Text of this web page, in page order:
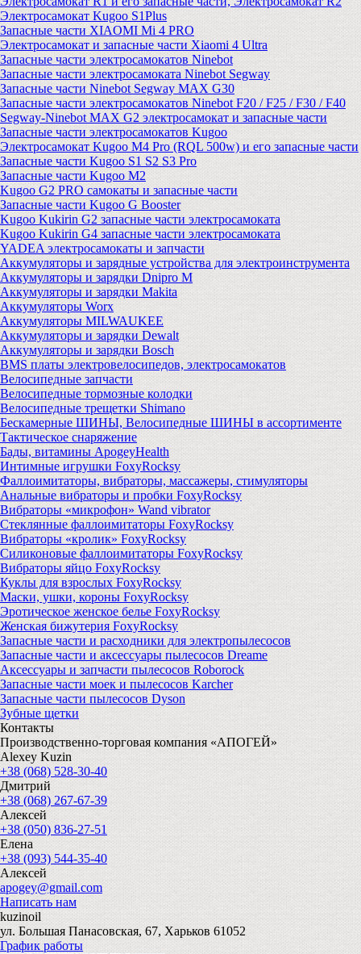
Электросамокат Kugoo S1Plus
Запасные части XIAOMI Mi 4 PRO
Электросамокат и запасные части Xiaomi 4 Ultra
Запасные части электросамокатов Ninebot
Запасные части электросамоката Ninebot Segway
Запасные части Ninebot Segway MAX G30
Запасные части электросамокатов Ninebot F20 / F25 / F30 / F40
Segway-Ninebot MAX G2 электросамокат и запасные части
Запасные части электросамокатов Kugoo
Электросамокат Kugoo M4 Pro (RQL 500w) и его запасные части
Запасные части Kugoo S1 S2 S3 Pro
Запасные части Kugoo M2
Kugoo G2 PRO самокаты и запасные части
Запасные части Kugoo G Booster
Kugoo Kukirin G2 запасные части электросамоката
Kugoo Kukirin G4 запасные части электросамоката
YADEA электросамокаты и запчасти
Аккумуляторы и зарядные устройства для электроинструмента
Аккумуляторы и зарядки Dnipro M
Аккумуляторы и зарядки Makita
Аккумуляторы Worx
Аккумуляторы MILWAUKEE
Аккумуляторы и зарядки Dewalt
Аккумуляторы и зарядки Bosch
BMS платы электровелосипедов, электросамокатов
Велосипедные запчасти
Велосипедные тормозные колодки
Велосипедные трещетки Shimano
Бескамерные ШИНЫ, Велосипедные ШИНЫ в ассортименте
Тактическое снаряжение
Бады, витамины ApogeyHealth
Интимные игрушки FoxyRocksy
Фаллоимитаторы, вибраторы, массажеры, стимуляторы
Анальные вибраторы и пробки FoxyRocksy
Вибраторы «микрофон» Wand vibrator
Стеклянные фаллоимитаторы FoxyRocksy
Вибраторы «кролик» FoxyRocksy
Силиконовые фаллоимитаторы FoxyRocksy
Вибраторы яйцо FoxyRocksy
Куклы для взрослых FoxyRocksy
Маски, ушки, короны FoxyRocksy
Эротическое женское белье FoxyRocksy
Женская бижутерия FoxyRocksy
Запасные части и расходники для электропылесосов
Запасные части и аксессуары пылесосов Dreame
Аксессуары и запчасти пылесосов Roborock
Запасные части моек и пылесосов Karcher
Запасные части пылесосов Dyson
Зубные щетки
Контакты
Производственно-торговая компания «АПОГЕЙ»
Alexey Kuzin
+38 (068) 528-30-40
Дмитрий
+38 (068) 267-67-39
Алексей
+38 (050) 836-27-51
Елена
+38 (093) 544-35-40
Алексей
apogey@gmail.com
Написать нам
kuzinoil
ул. Большая Панасовская, 67, Харьков 61052
График работы